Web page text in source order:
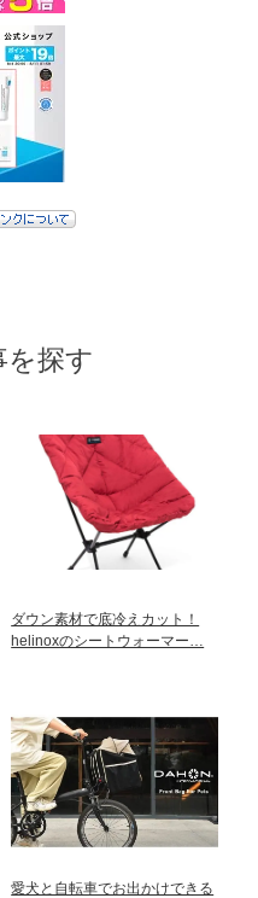
を探す
ダウン素材で底冷えカット！
helinoxのシートウォーマー…
愛犬と自転車でお出かけできる